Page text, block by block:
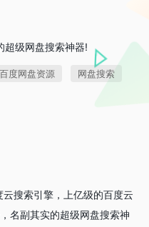
超级网盘搜索神器!
百度网盘资源
网盘搜索
搜索引擎，上亿级的百度云
名副其实的超级网盘搜索神